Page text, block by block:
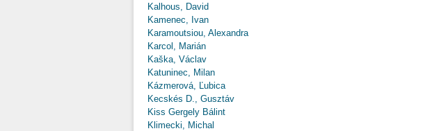
Kalhous, David
Kamenec, Ivan
Karamoutsiou, Alexandra
Karcol, Marián
Kaška, Václav
Katuninec, Milan
Kázmerová, Ľubica
Kecskés D., Gusztáv
Kiss Gergely Bálint
Klimecki, Michal